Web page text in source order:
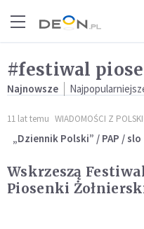
#festiwal
Najnowsze
11 lat temu WIADOMOŚCI Z POLSKI
„Dziennik Polski” / PAP / slo
Wskrzeszą
Piosenki